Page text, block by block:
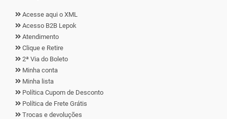
Acesse aqui o XML
Acesso B2B Lepok
Atendimento
Clique e Retire
2ª Via do Boleto
Minha conta
Minha lista
Política Cupom de Desconto
Política de Frete Grátis
Trocas e devoluções